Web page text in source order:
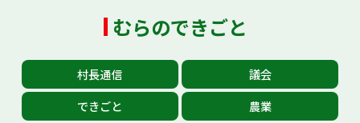
観光・イベント情報
あかいがわ広報
むらのできごと
村長通信
議会
できごと
農業